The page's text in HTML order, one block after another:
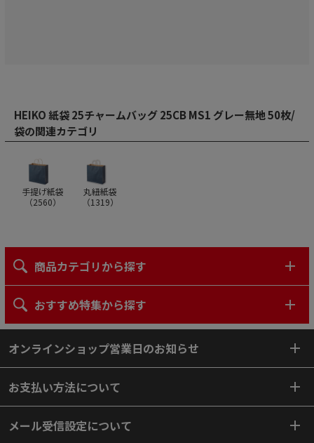
HEIKO 紙袋 25チャームバッグ 25CB MS1 グレー無地 50枚/
袋の関連カテゴリ
手提げ紙袋
（2560）
丸紐紙袋
（1319）
商品カテゴリから探す
おすすめ特集から探す
オンラインショップ営業日のお知らせ
お支払い方法について
メール受信設定について